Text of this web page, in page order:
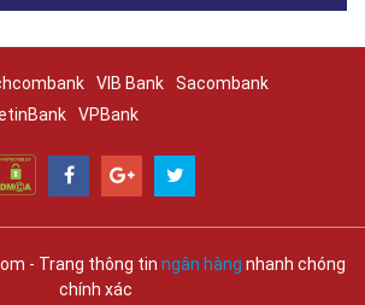
VIB Bank
Sacombank
VPBank
- Trang thông tin ngân hàng nhanh chóng
chính xác